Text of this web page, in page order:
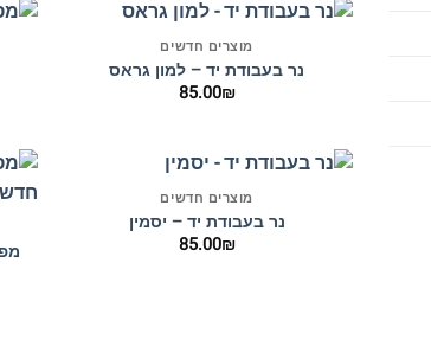
מוצרים חדשים
נר בעבודת יד – למון גראס
85.00₪
מוצרים חדשים
נר בעבודת יד – יסמין
85.00₪